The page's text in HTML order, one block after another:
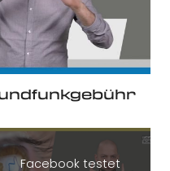
Facebook testet